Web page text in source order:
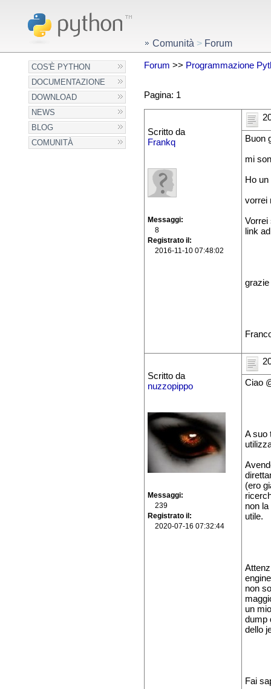
COS'È PYTHON
DOCUMENTAZIONE
DOWNLOAD
NEWS
BLOG
COMUNITÀ
Comunità > Forum
Forum >> Programmazione
Pagina: 1
Scritto da
Frankq
Messaggi
8
Registrato il
2016-11-10 07:48:02
Buon
mi
Ho
vorrei
Vorrei
link
grazie
Scritto da
nuzzopippo
Messaggi
239
Registrato il
2020-07-16 07:32:44
Ciao
A suo
(ero
non
utile.
non
un
dump
dello
Fai